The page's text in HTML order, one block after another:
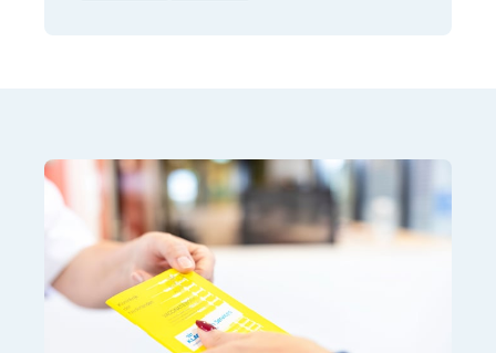
onbezorgd
reizen
werken